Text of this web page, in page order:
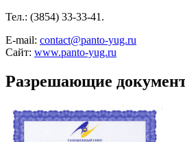
Тел.: (3854) 33-33-41.
Е-mail: contact@panto-yug.ru
Сайт: www.panto-yug.ru
Разрешающие